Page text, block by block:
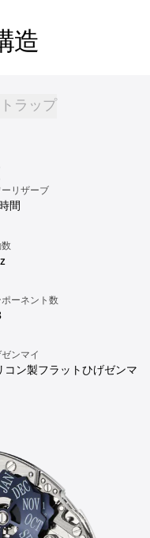
造
ラップ
リザーブ
間
ーネント数
ンマイ
コン製フラットひげゼンマ